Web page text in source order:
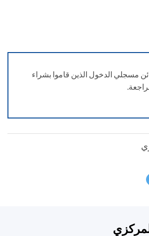
الدخول الذين قاموا بشراء